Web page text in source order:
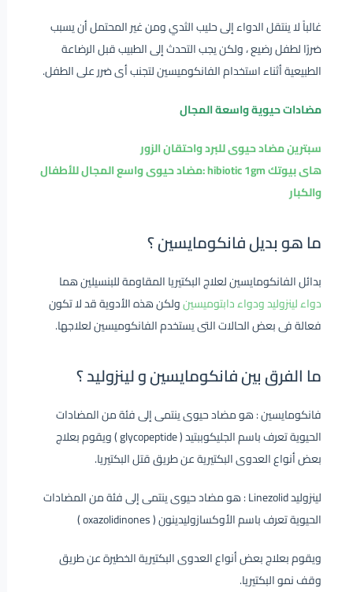
غالباً لا ينتقل الدواء إلى حليب الثدي ومن غير المحتمل أن يسبب
ضررًا لطفل رضيع ، ولكن يجب التحدث إلى الطبيب قبل الرضاعة
الطبيعية أثناء استخدام الفانكوميسين لتجنب أى ضرر على الطفل.
مضادات حيوية واسعة المجال
سبترين مضاد حيوى للبرد واحتقان الزور
هاى بيوتك hibiotic 1gm :مضاد حيوى واسع المجال للأطفال
والكبار
ما هو بديل فانكومايسين ؟
بدائل الفانكومايسين لعلاج البكتيريا المقاومة للبنسيلين هما
دواء لينزوليد ودواء دابتوميسينولكن هذه الأدوية قد لا تكون
فعالة فى بعض الحالات التى يستخدم الفانكوميسين لعلاجها.
ما الفرق بين فانكومايسين و لينزوليد ؟
فانكومايسين : هو مضاد حيوى ينتمى إلى فئة من المضادات
الحيوية تعرف باسم الجليكوببتيد ( glycopeptide ) ويقوم بعلاج
بعض أنواع العدوى البكتيرية عن طريق قتل البكتيريا.
لينزوليد Linezolid : هو مضاد حيوى ينتمى إلى فئة من المضادات
الحيوية تعرف باسم الأوكسازوليدينون ( oxazolidinones )
ويقوم بعلاج بعض أنواع العدوى البكتيرية الخطيرة عن طريق
وقف نمو البكتيريا.